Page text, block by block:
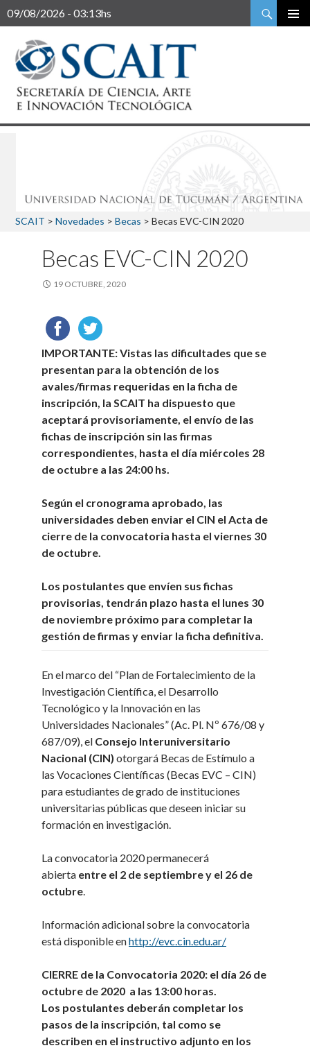
09/08/2026 - 03:13hs
Buscar
SCAIT > Novedades > Becas > Becas EVC-CIN 2020
Becas EVC-CIN 2020
19 OCTUBRE, 2020
IMPORTANTE:Vistas las dificultades que se
presentan para la obtención de los
avales/firmas requeridas en la ficha de
inscripción, la SCAIT ha dispuesto que
aceptará provisoriamente, el envío de las
fichas de inscripción sin las firmas
correspondientes, hasta el día miércoles 28
de octubre a las 24:00 hs.
Según el cronograma aprobado, las
universidades deben enviar el CIN el Acta de
cierre de la convocatoria hasta el viernes 30
de octubre.
Los postulantes que envíen sus fichas
provisorias, tendrán plazo hasta el lunes 30
de noviembre próximo para completar la
gestión de firmas y enviar laficha definitiva.
En el marco del “Plan de Fortalecimiento de la
Investigación Científica, el Desarrollo
Tecnológico y la Innovación en las
Universidades Nacionales” (Ac. Pl. Nº 676/08 y
687/09), el Consejo Interuniversitario
Nacional (CIN) otorgará Becas de Estímulo a
las Vocaciones Científicas (Becas EVC – CIN)
para estudiantes de grado de instituciones
universitarias públicas que deseen iniciar su
formación en investigación.
La convocatoria 2020 permanecerá
abierta entre el 2 de septiembre y el 26 de
octubre.
Información adicional sobre la convocatoria
está disponible enhttp://evc.cin.edu.ar/
CIERRE de la Convocatoria 2020: el día 26 de
octubre de 2020 a las 13:00 horas.
Los postulantes deberán completar los
pasos de la inscripción, tal como se
describen en el instructivo adjunto en los